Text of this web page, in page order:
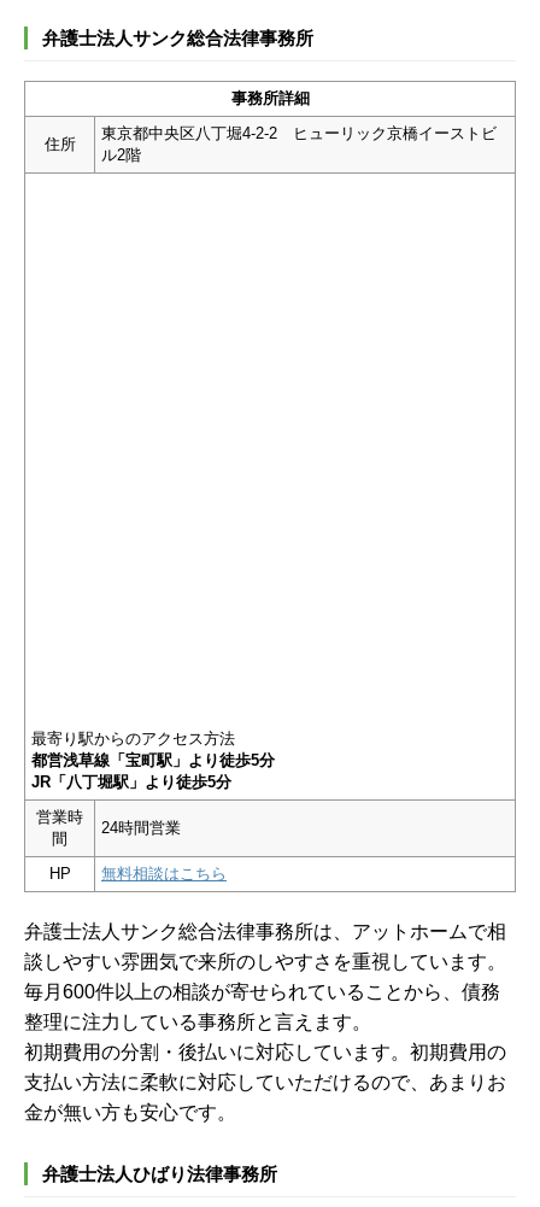
弁護士法人サンク総合法律事務所
事務所詳細
住所
東京都中央区八丁堀4-2-2 ヒューリック京橋イーストビ
ル2階
最寄り駅からのアクセス方法
都営浅草線「宝町駅」より徒歩5分
JR「八丁堀駅」より徒歩5分
営業時
間
24時間営業
HP 無料相談はこちら
弁護士法人サンク総合法律事務所は、アットホームで相
談しやすい雰囲気で来所のしやすさを重視しています。
毎月600件以上の相談が寄せられていることから、債務
整理に注力している事務所と言えます。
初期費用の分割・後払いに対応しています。初期費用の
支払い方法に柔軟に対応していただけるので、あまりお
金が無い方も安心です。
弁護士法人ひばり法律事務所